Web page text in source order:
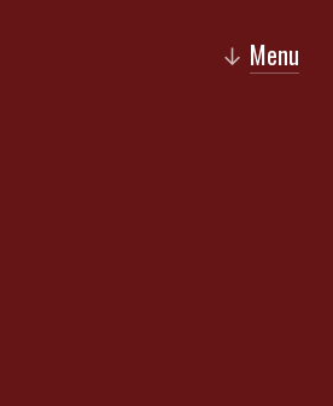
↓ Menu